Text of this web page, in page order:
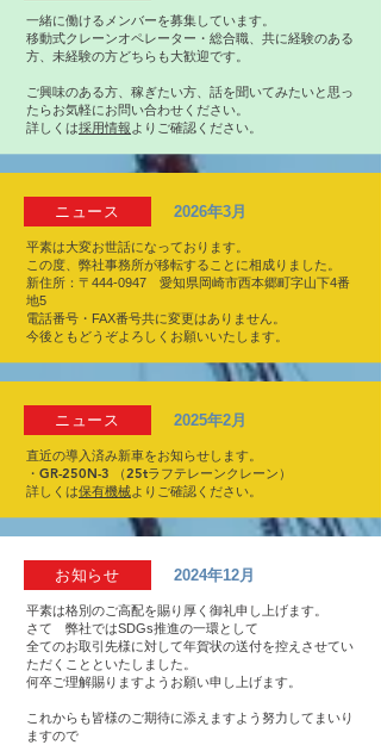
一緒に働けるメンバーを募集しています。
移動式クレーンオペレーター・総合職、共に経験のある
方、未経験の方どちらも大歓迎です。
​ご興味のある方、稼ぎたい方、話を聞いてみたいと思っ
たらお気軽にお問い合わせください。
詳しくは採用情報よりご確認ください。
ニュース 2026年3月
平素は大変お世話になっております。
この度、弊社事務所が移転することに相成りました。
新住所：〒444-0947 愛知県岡崎市西本郷町字山下4番
地5
電話番号・FAX番号共に変更はありません。
​今後ともどうぞよろしくお願いいたします。
ニュース 2025年2月
直近の導入済み新車をお知らせします。
・GR-250N-3 （25tラフテレーンクレーン）
詳しくは保有機械​よりご確認ください。
お知らせ 2024年12月
平素は格別のご高配を賜り厚く御礼申し上げます。
さて 弊社ではSDGs推進の一環として
全てのお取引先様に対して年賀状の送付を控えさせてい
ただくことといたしました。
何卒ご理解賜りますようお願い申し上げます。
これからも皆様のご期待に添えますよう努力してまいり
ますので